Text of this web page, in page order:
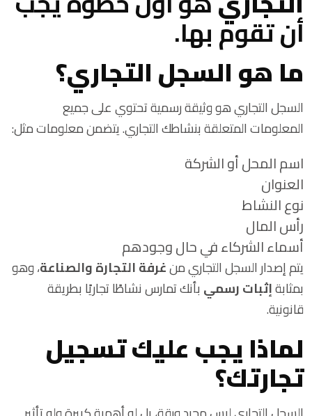
أن تقوم بها.
ما هو السجل التجاري؟
السجل التجاري هو وثيقة رسمية تحتوي على جميع
المعلومات المتعلقة بنشاطك التجاري. يتضمن معلومات مثل:
اسم المحل أو الشركة
العنوان
نوع النشاط
رأس المال
أسماء الشركاء في حال وجودهم
يتم إصدار السجل التجاري منغرفة التجارة والصناعة، وهو
بمثابةإثبات رسمي بأنك تمارس نشاطًا تجاريًا بطريقة
قانونية.
لماذا يجب عليك تسجيل
تجارتك؟